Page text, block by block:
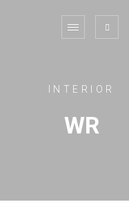
INTERIOR
WR